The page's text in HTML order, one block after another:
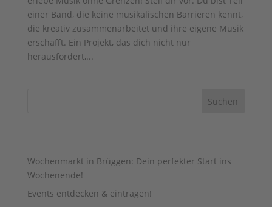
einer Band, die keine musikalischen Barrieren kennt,
die kreativ zusammenarbeitet und ihre eigene Musik
erschafft. Ein Projekt, das dich nicht nur
herausfordert,...
Wochenmarkt in Brüggen: Dein perfekter Start ins
Wochenende!
Events entdecken & eintragen!